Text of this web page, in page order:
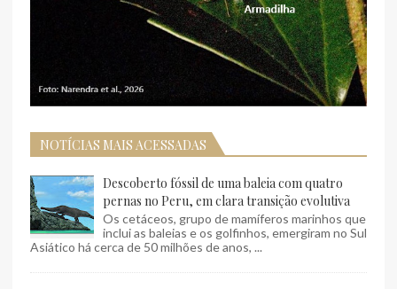
NOTÍCIAS MAIS ACESSADAS
Descoberto fóssil de uma baleia com quatro
pernas no Peru, em clara transição evolutiva
Os cetáceos, grupo de mamíferos marinhos que
inclui as baleias e os golfinhos, emergiram no Sul
Asiático há cerca de 50 milhões de anos, ...